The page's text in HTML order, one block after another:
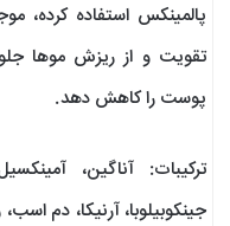
پالمینکس استفاده کرده،
تقویت و از ریزش موها
پوست را کاهش دهد.
ترکیبات: آناگین،
جینکوبیلوبا، آرنیکا، دم